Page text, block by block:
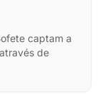
captam a
de